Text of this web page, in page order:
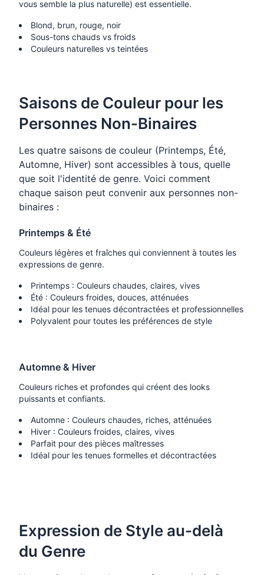
vous semble la plus naturelle) est essentielle.
Blond, brun, rouge, noir
Sous-tons chauds vs froids
Couleurs naturelles vs teintées
Saisons de Couleur pour les
Personnes Non-Binaires
Les quatre saisons de couleur (Printemps, Été,
Automne, Hiver) sont accessibles à tous, quelle
que soit l'identité de genre. Voici comment
chaque saison peut convenir aux personnes non-
binaires :
Printemps & Été
Couleurs légères et fraîches qui conviennent à toutes les
expressions de genre.
Printemps : Couleurs chaudes, claires, vives
Été : Couleurs froides, douces, atténuées
Idéal pour les tenues décontractées et professionnelles
Polyvalent pour toutes les préférences de style
Automne & Hiver
Couleurs riches et profondes qui créent des looks
puissants et confiants.
Automne : Couleurs chaudes, riches, atténuées
Hiver : Couleurs froides, claires, vives
Parfait pour des pièces maîtresses
Idéal pour les tenues formelles et décontractées
Expression de Style au-delà
du Genre